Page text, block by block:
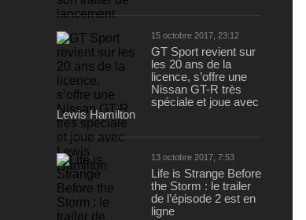
15 octobre 2017, 23:12
GT Sport revient sur
les 20 ans de la
licence, s’offre une
Nissan GT-R très
spéciale et joue avec
Lewis Hamilton
13 octobre 2017, 7:53
Life is Strange Before
the Storm : le trailer
de l’épisode 2 est en
ligne